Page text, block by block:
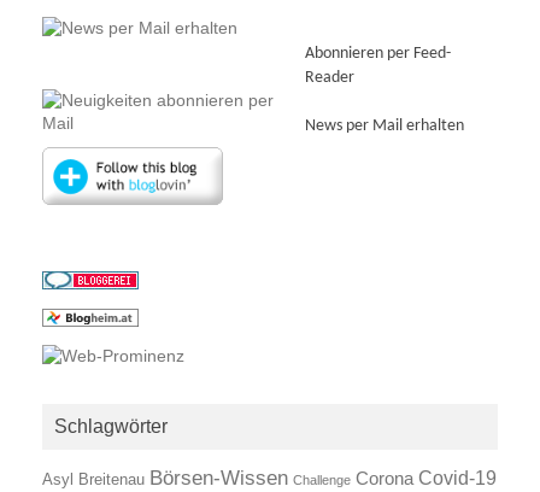
Abonnieren per Feed-
Reader
News per Mail erhalten
Schlagwörter
Asyl Breitenau Börsen-Wissen Challenge Corona Covid-19